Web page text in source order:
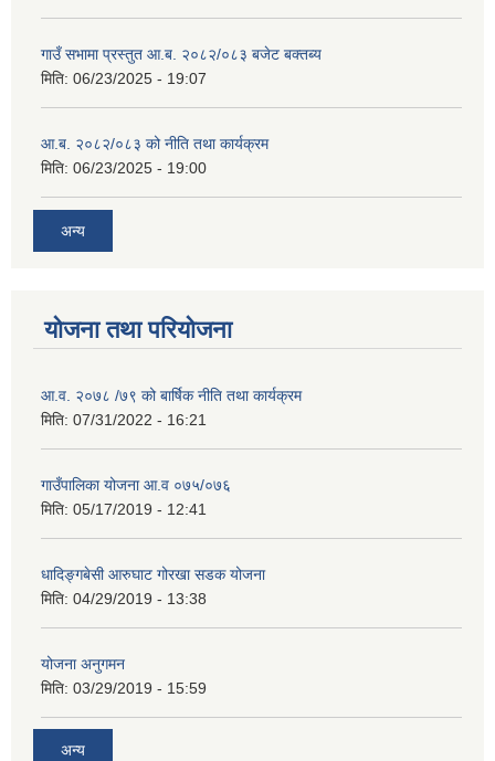
गाउँ सभामा प्रस्तुत आ.ब. २०८२/०८३ बजेट बक्तब्य
मिति: 06/23/2025 - 19:07
आ.ब. २०८२/०८३ को नीति तथा कार्यक्रम
मिति: 06/23/2025 - 19:00
अन्य
योजना तथा परियोजना
आ.व. २०७८ /७९ को बार्षिक नीति तथा कार्यक्रम
मिति: 07/31/2022 - 16:21
गाउँपालिका योजना आ.व ०७५/०७६
मिति: 05/17/2019 - 12:41
धादिङ्गबेसी आरुघाट गोरखा सडक योजना
मिति: 04/29/2019 - 13:38
योजना अनुगमन
मिति: 03/29/2019 - 15:59
अन्य